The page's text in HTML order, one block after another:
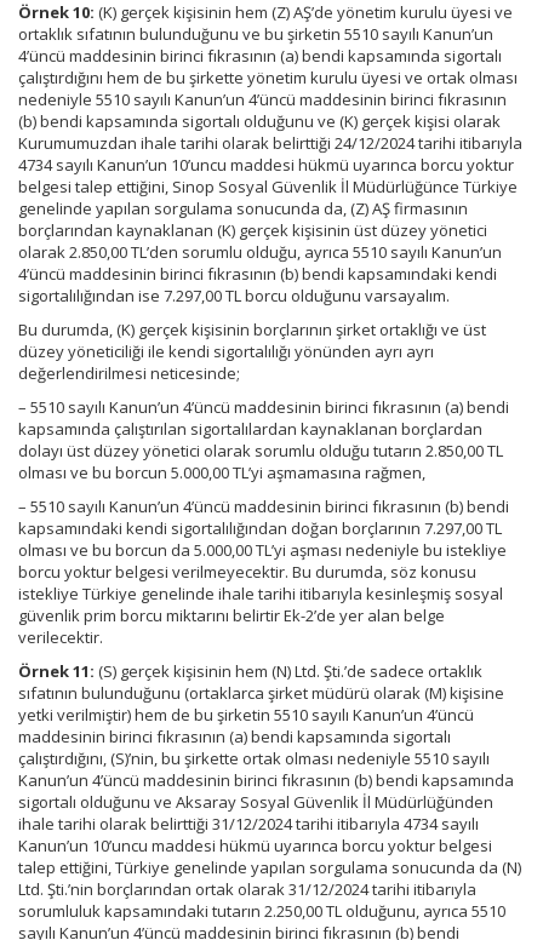
Örnek 10: (K) gerçek kişisinin hem (Z) AŞ’de yönetim kurulu üyesi ve
ortaklık sıfatının bulunduğunu ve bu şirketin 5510 sayılı Kanun’un
4’üncü maddesinin birinci fıkrasının (a) bendi kapsamında sigortalı
çalıştırdığını hem de bu şirkette yönetim kurulu üyesi ve ortak olması
nedeniyle 5510 sayılı Kanun’un 4’üncü maddesinin birinci fıkrasının
(b) bendi kapsamında sigortalı olduğunu ve (K) gerçek kişisi olarak
Kurumumuzdan ihale tarihi olarak belirttiği 24/12/2024 tarihi itibarıyla
4734 sayılı Kanun’un 10’uncu maddesi hükmü uyarınca borcu yoktur
belgesi talep ettiğini, Sinop Sosyal Güvenlik İl Müdürlüğünce Türkiye
genelinde yapılan sorgulama sonucunda da, (Z) AŞ firmasının
borçlarından kaynaklanan (K) gerçek kişisinin üst düzey yönetici
olarak 2.850,00 TL’den sorumlu olduğu, ayrıca 5510 sayılı Kanun’un
4’üncü maddesinin birinci fıkrasının (b) bendi kapsamındaki kendi
sigortalılığından ise 7.297,00 TL borcu olduğunu varsayalım.
Bu durumda, (K) gerçek kişisinin borçlarının şirket ortaklığı ve üst
düzey yöneticiliği ile kendi sigortalılığı yönünden ayrı ayrı
değerlendirilmesi neticesinde;
– 5510 sayılı Kanun’un 4’üncü maddesinin birinci fıkrasının (a) bendi
kapsamında çalıştırılan sigortalılardan kaynaklanan borçlardan
dolayı üst düzey yönetici olarak sorumlu olduğu tutarın 2.850,00 TL
olması ve bu borcun 5.000,00 TL’yi aşmamasına rağmen,
– 5510 sayılı Kanun’un 4’üncü maddesinin birinci fıkrasının (b) bendi
kapsamındaki kendi sigortalılığından doğan borçlarının 7.297,00 TL
olması ve bu borcun da 5.000,00 TL’yi aşması nedeniyle bu istekliye
borcu yoktur belgesi verilmeyecektir. Bu durumda, söz konusu
istekliye Türkiye genelinde ihale tarihi itibarıyla kesinleşmiş sosyal
güvenlik prim borcu miktarını belirtir Ek-2’de yer alan belge
verilecektir.
Örnek 11: (S) gerçek kişisinin hem (N) Ltd. Şti.’de sadece ortaklık
sıfatının bulunduğunu (ortaklarca şirket müdürü olarak (M) kişisine
yetki verilmiştir) hem de bu şirketin 5510 sayılı Kanun’un 4’üncü
maddesinin birinci fıkrasının (a) bendi kapsamında sigortalı
çalıştırdığını, (S)’nin, bu şirkette ortak olması nedeniyle 5510 sayılı
Kanun’un 4’üncü maddesinin birinci fıkrasının (b) bendi kapsamında
sigortalı olduğunu ve Aksaray Sosyal Güvenlik İl Müdürlüğünden
ihale tarihi olarak belirttiği 31/12/2024 tarihi itibarıyla 4734 sayılı
Kanun’un 10’uncu maddesi hükmü uyarınca borcu yoktur belgesi
talep ettiğini, Türkiye genelinde yapılan sorgulama sonucunda da (N)
Ltd. Şti.’nin borçlarından ortak olarak 31/12/2024 tarihi itibarıyla
sorumluluk kapsamındaki tutarın 2.250,00 TL olduğunu, ayrıca 5510
sayılı Kanun’un 4’üncü maddesinin birinci fıkrasının (b) bendi